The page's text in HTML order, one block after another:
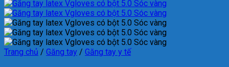
Trang chủ / Găng tay / Găng tay y tế